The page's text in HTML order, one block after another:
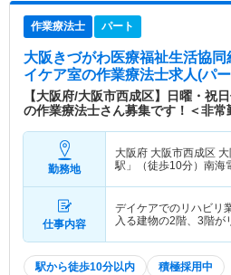
作業療法士 パート
大阪きづがわ医療福祉生活協
イケア室の作業療法士求人(パ
【大阪府/大阪市西成区】日曜・祝
の作業療法士さん募集です！＜非常
勤務地
大阪府 大阪市西成区
駅」（徒歩10分）南海
仕事内容
デイケアでのリハビリ業務 西成民主診療所
入る建物の2階、3階
駅から徒歩10分以内 積極採用中